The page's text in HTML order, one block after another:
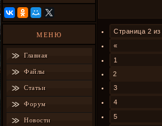
МЕНЮ
Главная
Файлы
Статьи
Форум
Новости
Страница 2 из
«
1
2
3
4
5